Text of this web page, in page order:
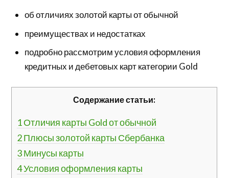
об отличиях золотой карты от обычной
преимуществах и недостатках
подробно рассмотрим условия оформления
кредитных и дебетовых карт категории Gold
Содержание статьи:
1Отличия карты Gold от обычной
2Плюсы золотой карты Сбербанка
3Минусы карты
4Условия оформления карты